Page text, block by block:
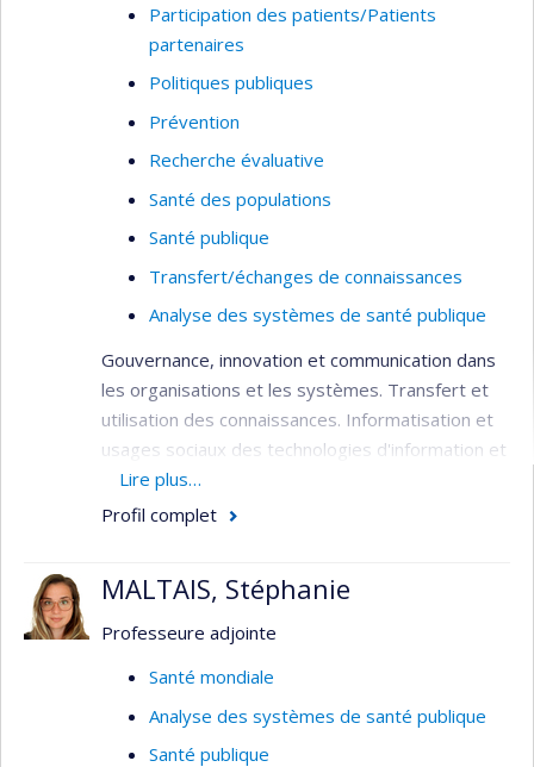
Participation des patients/Patients
partenaires
Politiques publiques
Prévention
Recherche évaluative
Santé des populations
Santé publique
Transfert/échanges de connaissances
Analyse des systèmes de santé publique
Gouvernance, innovation et communication dans
les organisations et les systèmes. Transfert et
utilisation des connaissances. Informatisation et
usages sociaux des technologies d'information et
de communication. Responsabilisation et
participation du patient et du citoyen.
Lire plus…
Profil complet
MALTAIS, Stéphanie
Professeure adjointe
Santé mondiale
Analyse des systèmes de santé publique
Santé publique